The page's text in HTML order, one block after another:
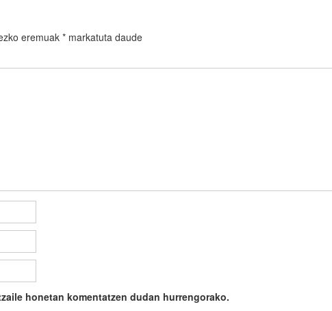
eremuak* markatuta daude
honetan komentatzen dudan hurrengorako.